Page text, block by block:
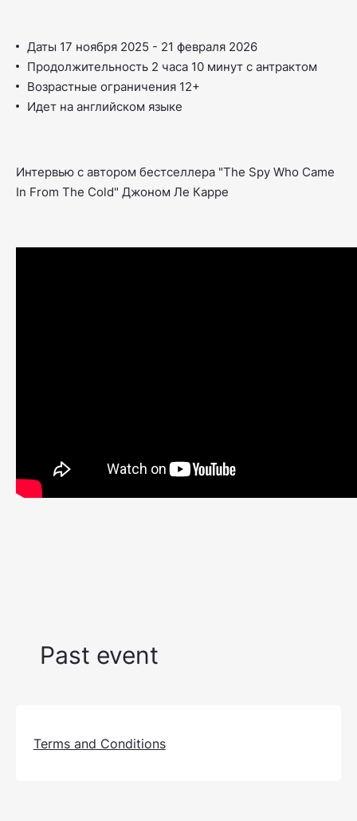
Даты 17 ноября 2025 - 21 февраля 2026
Продолжительность 2 часа 10 минут с антрактом
Возрастные ограничения 12+
Идет на английском языке
Интервью с автором бестселлера "The Spy Who Came
In From The Cold" Джоном Ле Карре
Past event
Terms and Conditions